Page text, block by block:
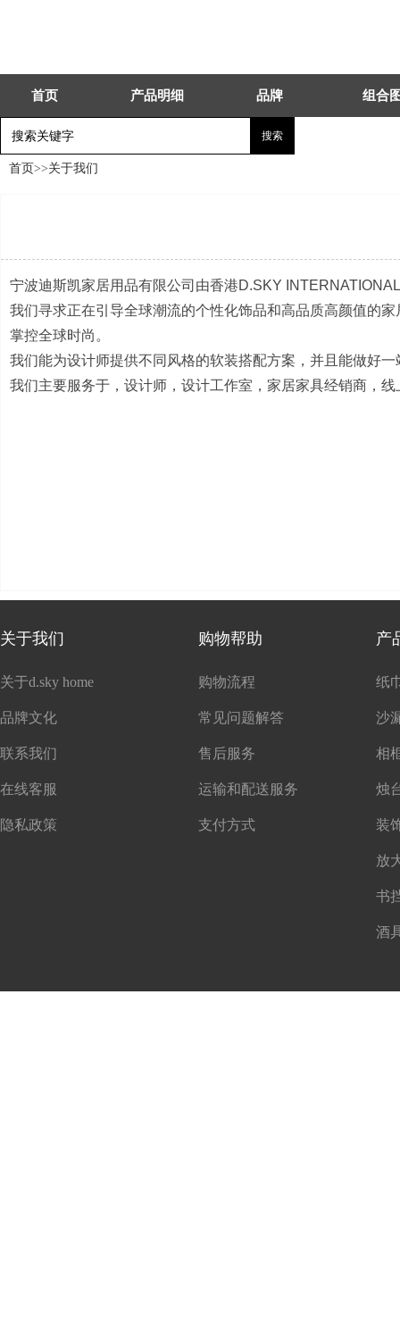
首页 产品明细 品牌 组合
首页>>关于我们
宁波迪斯凯家居用品有限公司由香港D.SKY
我们寻求正在引导全球潮流的个性化饰品和高品质高颜值的
掌控全球时尚。
我们能为设计师提供不同风格的软装搭配方案，并且能做好
我们主要服务于，设计师，设计工作室，家居家具经销商，
关于我们
关于d.sky home
品牌文化
联系我们
在线客服
隐私政策
购物帮助
购物流程
常见问题解答
售后服务
运输和配送服务
支付方式
产
纸
沙
书
酒